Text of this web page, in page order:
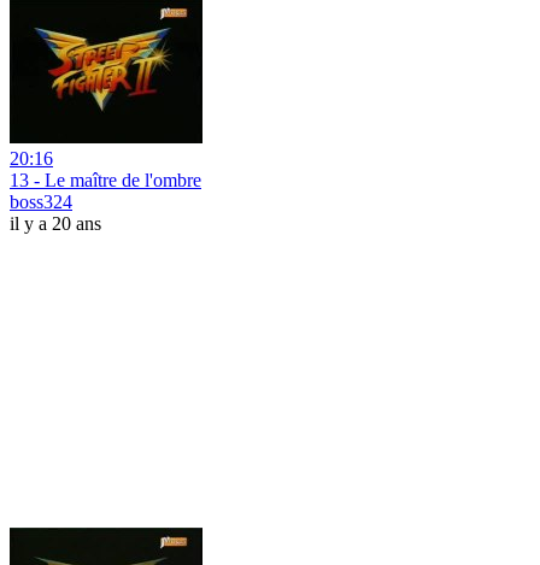
20:16
13 - Le maître de l'ombre
boss324
il y a 20 ans